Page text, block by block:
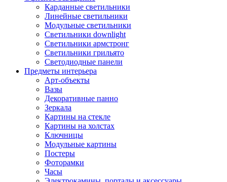
Карданные светильники
Линейные светильники
Модульные светильники
Светильники downlight
Светильники армстронг
Светильники грильято
Светодиодные панели
Предметы интерьера
Арт-объекты
Вазы
Декоративные панно
Зеркала
Картины на стекле
Картины на холстах
Ключницы
Модульные картины
Постеры
Фоторамки
Часы